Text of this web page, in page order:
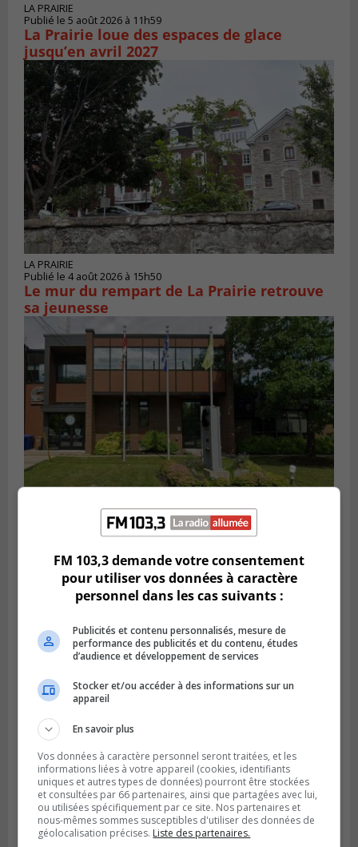
LA PRAIRIE
Publié le 5 août 2026 à 11h59
La Prairie loue des espaces de glace
jusqu’en avril 2027
LA PRAIRIE
Publié le 4 août 2026 à 15h50
Le mur du rempart de La Prairie retrouve
sa jeunesse
SAINT-CONSTANT
Publié le 4 août 2026 à 14h02
convention pour le bien de la population
SAINT-LAMBERT
Publié le 4 août 2026 à 12h00
Une conseillère de Saint-Lambert craint le
développement de MET
FM 103,3 demande votre consentement
pour utiliser vos données à caractère
personnel dans les cas suivants :
Publicités et contenu personnalisés, mesure de
performance des publicités et du contenu, études
d’audience et développement de services
Stocker et/ou accéder à des informations sur un
appareil
En savoir plus
Vos données à caractère personnel seront traitées, et les
informations liées à votre appareil (cookies, identifiants
uniques et autres types de données) pourront être stockées
et consultées par 66 partenaires, ainsi que partagées avec lui,
ou utilisées spécifiquement par ce site. Nos partenaires et
nous-mêmes sommes susceptibles d'utiliser des données de
géolocalisation précises. Liste des partenaires.